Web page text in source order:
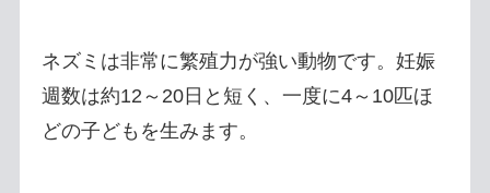
ネズミは非常に繁殖力が強い動物です。妊娠
週数は約12～20日と短く、一度に4～10匹ほ
どの子どもを生みます。